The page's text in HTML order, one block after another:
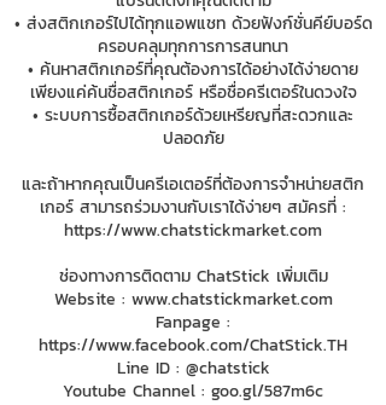
• ส่งสติกเกอร์ไปได้ทุกแอพแชท ด้วยฟังก์ชั่นคีย์บอร์ด
ครอบคลุมทุกการการสนทนา
• ค้นหาสติกเกอร์ที่คุณต้องการได้อย่างได้ง่ายดาย
เพียงแค่ค้นชื่อสติกเกอร์ หรือชื่อครีเตอร์ในดวงใจ
• ระบบการซื้อสติกเกอร์ด้วยเหรียญที่สะดวกและ
ปลอดภัย
และถ้าหากคุณเป็นครีเอเตอร์ที่ต้องการจำหน่ายสติก
เกอร์ สามารถร่วมงานกับเราได้ง่ายๆ สมัครที่ :
https://www.chatstickmarket.com
ช่องทางการติดตาม ChatStick เพิ่มเติม
Website : www.chatstickmarket.com
Fanpage :
https://www.facebook.com/ChatStick.TH
Line ID : @chatstick
Youtube Channel : goo.gl/587m6c